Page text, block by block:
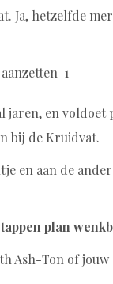
Ja, hetzelfde
en voldoet
bij de Kruidvat.
en aan de
plan
Ash-Ton of